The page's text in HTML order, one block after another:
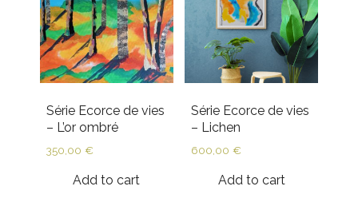
Série Ecorce de vies
– L’or ombré
350,00 €
Add to cart
Série Ecorce de vies
– Lichen
600,00 €
Add to cart